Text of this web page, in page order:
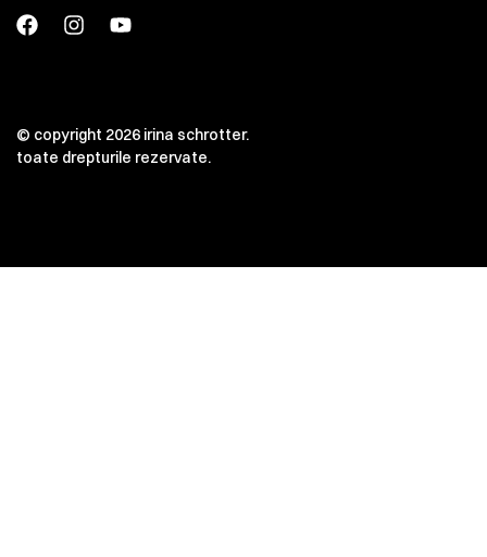
© copyright 2026 irina schrotter.
toate drepturile rezervate.